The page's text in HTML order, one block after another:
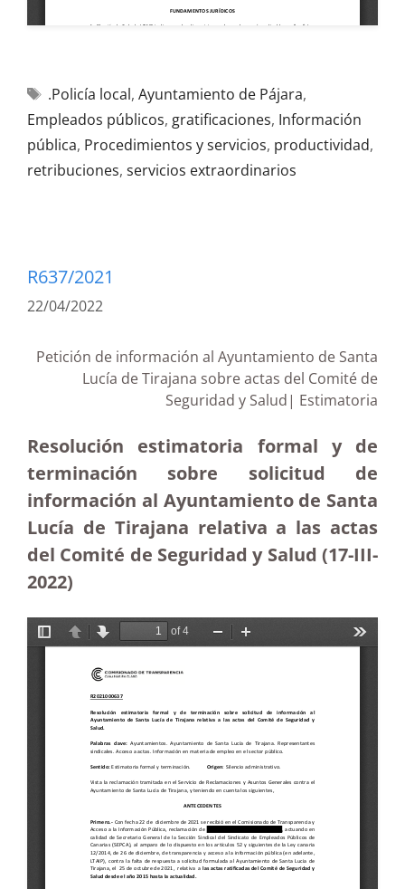
.Policía local, Ayuntamiento de Pájara,
Empleados públicos, gratificaciones, Información
pública, Procedimientos y servicios, productividad,
retribuciones, servicios extraordinarios
R637/2021
22/04/2022
Petición de información al Ayuntamiento de Santa
Lucía de Tirajana sobre actas del Comité de
Seguridad y Salud| Estimatoria
Resolución estimatoria formal y de
terminación sobre solicitud de
información al Ayuntamiento de Santa
Lucía de Tirajana relativa a las actas
del Comité de Seguridad y Salud (17-III-
2022)